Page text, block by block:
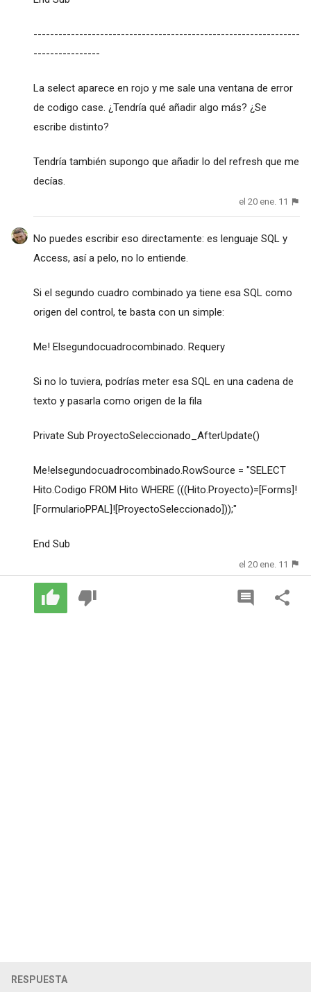
----------------------------------------------------------------
----------------
La select aparece en rojo y me sale una ventana de error
de codigo case. ¿Tendría qué añadir algo más? ¿Se
escribe distinto?
Tendría también supongo que añadir lo del refresh que me
decías.
el 20 ene. 11
No puedes escribir eso directamente: es lenguaje SQL y
Access, así a pelo, no lo entiende.
Si el segundo cuadro combinado ya tiene esa SQL como
origen del control, te basta con un simple:
Me! Elsegundocuadrocombinado. Requery
Si no lo tuviera, podrías meter esa SQL en una cadena de
texto y pasarla como origen de la fila
Private Sub ProyectoSeleccionado_AfterUpdate()
Me!elsegundocuadrocombinado.RowSource = "SELECT
Hito.Codigo FROM Hito WHERE (((Hito.Proyecto)=[Forms]!
[FormularioPPAL]![ProyectoSeleccionado]));"
End Sub
el 20 ene. 11
RESPUESTA